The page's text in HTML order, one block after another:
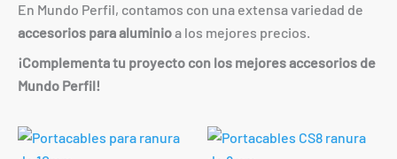
En Mundo Perfil, contamos con una extensa variedad de
accesorios para aluminioa los mejores precios.
¡Complementa tu proyecto con los mejores accesorios de
Mundo Perfil!